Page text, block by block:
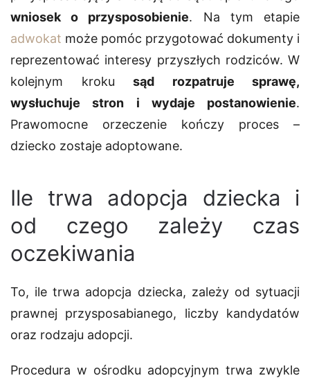
wniosek o przysposobienie. Na tym etapie
adwokat może pomóc przygotować dokumenty i
reprezentować interesy przyszłych rodziców. W
kolejnym kroku sąd rozpatruje sprawę,
wysłuchuje stron i wydaje postanowienie.
Prawomocne orzeczenie kończy proces –
dziecko zostaje adoptowane.
Ile trwa adopcja dziecka i
od czego zależy czas
oczekiwania
To, ile trwa adopcja dziecka, zależy od sytuacji
prawnej przysposabianego, liczby kandydatów
oraz rodzaju adopcji.
Procedura w ośrodku adopcyjnym trwa zwykle